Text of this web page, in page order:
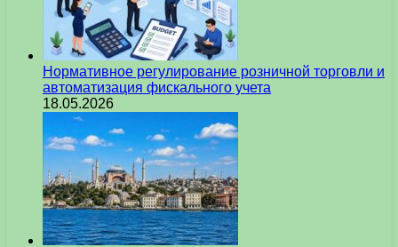
Нормативное регулирование розничной торговли и
автоматизация фискального учета
18.05.2026